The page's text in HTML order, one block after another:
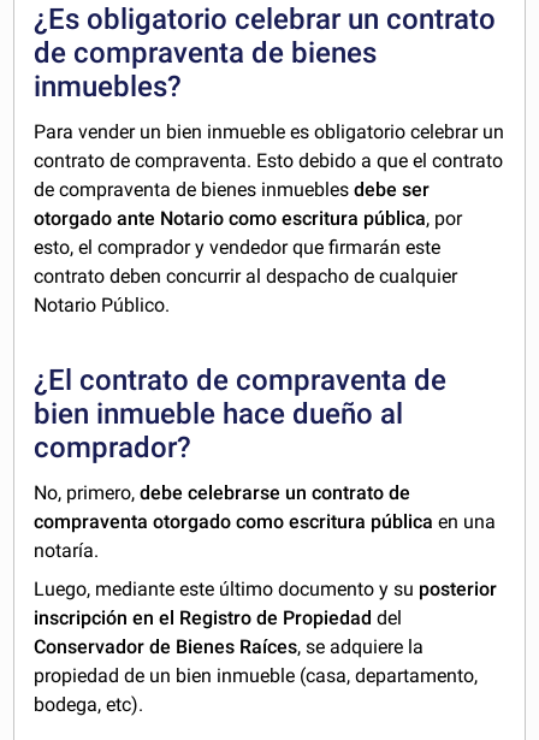
¿Es obligatorio celebrar un contrato
de compraventa de bienes
inmuebles?
Para vender un bien inmueble es obligatorio celebrar un
contrato de compraventa. Esto debido a que el contrato
de compraventa de bienes inmueblesdebe ser
otorgado ante Notario como escritura pública, por
esto, el comprador y vendedor que firmarán este
contrato deben concurrir al despacho de cualquier
Notario Público.
¿El contrato de compraventa de
bien inmueble hace dueño al
comprador?
No, primero,debe celebrarse un contrato de
compraventa otorgado como escritura pública en una
notaría.
Luego, mediante este último documento y su posterior
inscripción en el Registro de Propiedad del
Conservador de Bienes Raíces, se adquiere la
propiedad de un bien inmueble (casa, departamento,
bodega, etc).